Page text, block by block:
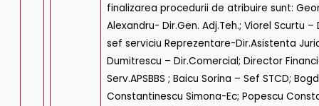
finalizarea procedurii de atribuire sunt:
Alexandru- Dir.Gen. Adj.Teh.; Viorel Scurtu
sef serviciu Reprezentare-Dir.Asistenta
Dumitrescu – Dir.Comercial; Director
Serv.APSBBS ; Baicu Sorina – Sef STCD;
Constantinescu Simona-Ec; Popescu